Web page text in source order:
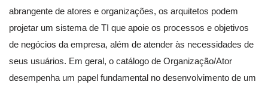
abrangente de atores e organizações, os arquitetos podem
projetar um sistema de TI que apoie os processos e objetivos
de negócios da empresa, além de atender às necessidades de
seus usuários. Em geral, o catálogo de Organização/Ator
desempenha um papel fundamental no desenvolvimento de um